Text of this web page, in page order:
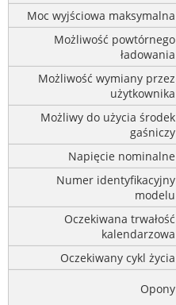
Moc wyjściowa maksymalna
Możliwość powtórnego
ładowania
Możliwość wymiany przez
użytkownika
Możliwy do użycia środek
gaśniczy
Napięcie nominalne
Numer identyfikacyjny
modelu
Oczekiwana trwałość
kalendarzowa
Oczekiwany cykl życia
Opony